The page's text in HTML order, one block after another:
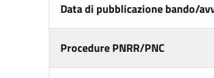
Data di pubblicazione bando/
Procedure PNRR/PNC